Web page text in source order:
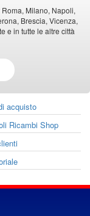
Milano, Napoli,
Brescia, Vicenza,
e in tutte le altre città
acquisto
Ricambi Shop